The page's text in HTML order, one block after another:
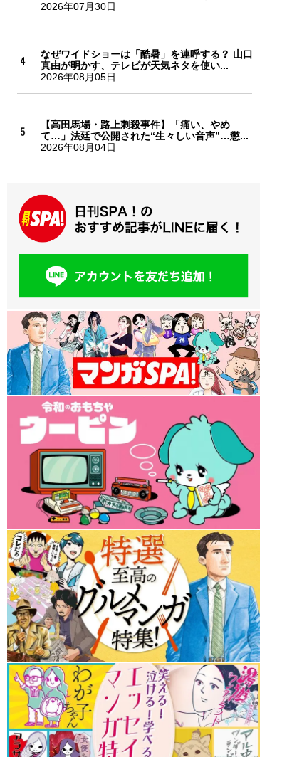
2026年07月30日
なぜワイドショーは「酷暑」を連呼する？ 山口
真由が明かす、テレビが天気ネタを使い...
2026年08月05日
【高田馬場・路上刺殺事件】「痛い、やめ
て…」法廷で公開された“生々しい音声”…懲...
2026年08月04日